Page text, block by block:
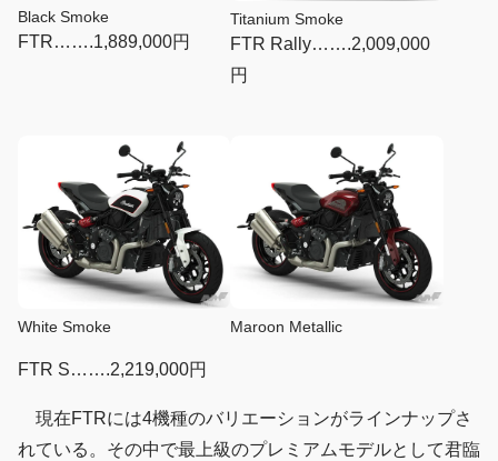
Black Smoke
FTR…….1,889,000円
Titanium Smoke
FTR Rally…….2,009,000
円
White Smoke Maroon Metallic
FTR S…….2,219,000円
現在FTRには4機種のバリエーションがラインナップさ
れている。その中で最上級のプレミアムモデルとして君臨